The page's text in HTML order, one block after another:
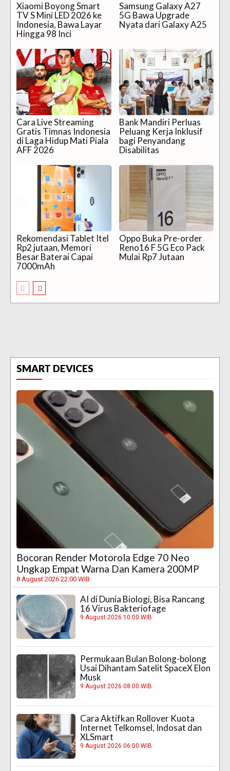
Xiaomi Boyong Smart
TV S Mini LED 2026 ke
Indonesia, Bawa Layar
Hingga 98 Inci
Samsung Galaxy A27
5G Bawa Upgrade
Nyata dari Galaxy A25
Cara Live Streaming
Gratis Timnas Indonesia
di Laga Hidup Mati Piala
AFF 2026
Bank Mandiri Perluas
Peluang Kerja Inklusif
bagi Penyandang
Disabilitas
Rekomendasi Tablet Itel
Rp2 jutaan, Memori
Besar Baterai Capai
7000mAh
Oppo Buka Pre-order
Reno16 F 5G Eco Pack
Mulai Rp7 Jutaan
SMART DEVICES
Bocoran Render Motorola Edge 70 Neo
Ungkap Empat Warna Dan Kamera 200MP
8 August 2026 22:00 WIB
AI di Dunia Biologi, Bisa Rancang
16 Virus Bakteriofage
9 August 2026 10:00 WIB
Permukaan Bulan Bolong-bolong
Usai Dihantam Satelit SpaceX Elon
Musk
9 August 2026 08:00 WIB
Cara Aktifkan Rollover Kuota
Internet Telkomsel, Indosat dan
XLSmart
9 August 2026 06:00 WIB